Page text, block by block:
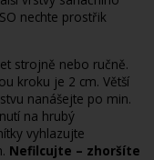
nechte prostřik
strojně nebo ručně.
kroku je 2 cm. Větší
nanášejte po min.
na hrubý
vyhlazujte
Nefilcujte – zhoršíte